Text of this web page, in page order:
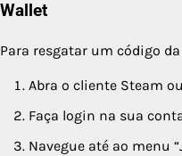
Wallet
Para resgatar um código
Abra o cliente Steam
Faça login na sua
Navegue até ao menu